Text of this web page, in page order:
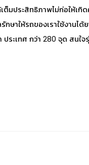
ต็มประสิทธิภาพไม่ก่อให้เกิ
ษาให้รถของเราใช้งานได้ย
ระเทศ กว่า 280 จุด สนใจ